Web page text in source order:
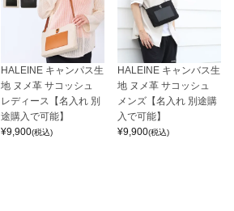
HALEINE キャンパス生
地 ヌメ革 サコッシュ
レディース【名入れ 別
途購入で可能】
¥9,900(税込)
HALEINE キャンバス生
地 ヌメ革 サコッシュ
メンズ【名入れ 別途購
入で可能】
¥9,900(税込)